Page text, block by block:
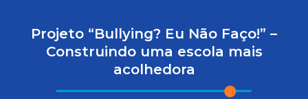
Projeto “Bullying? Eu Não Faço!” –
Construindo uma escola mais
acolhedora